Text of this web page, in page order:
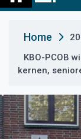
t
Home
KBO-PCOB
kernen,